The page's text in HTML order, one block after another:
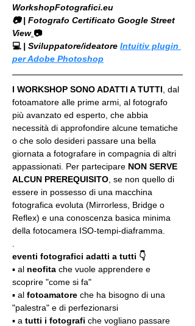
WorkshopFotografici.eu
📷 | Fotografo Certificato Google Street
View 📷
💻 | Sviluppatore/ideatore Intuitiv plugin
per Adobe Photoshop
I WORKSHOP SONO ADATTI A TUTTI , dal
fotoamatore alle prime armi, al fotografo
più avanzato ed esperto, che abbia
necessità di approfondire alcune tematiche
o che solo desideri passare una bella
giornata a fotografare in compagnia di altri
appassionati. Per partecipare NON SERVE
ALCUN PREREQUISITO , se non quello di
essere in possesso di una macchina
fotografica evoluta (Mirrorless, Bridge o
Reflex) e una conoscenza basica minima
della fotocamera ISO-tempi-diaframma.
eventi fotografici adatti a tutti 👇
▪️ al neofita che vuole apprendere e
scoprire "come si fa"
▪️ al fotoamatore che ha bisogno di una
"palestra" e di perfezionarsi
▪️ a tutti i fotografi che vogliano passare